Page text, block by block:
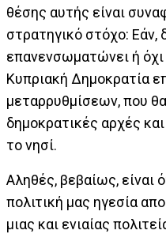
θέσης αυτής είναι
στρατηγικό στόχο: Εάν,
επανενσωματώνει ή
Κυπριακή Δημοκρατία
μεταρρυθμίσεων, που
δημοκρατικές αρχές
το νησί.
Αληθές, βεβαίως, είναι
πολιτική μας ηγεσία
μιας και ενιαίας